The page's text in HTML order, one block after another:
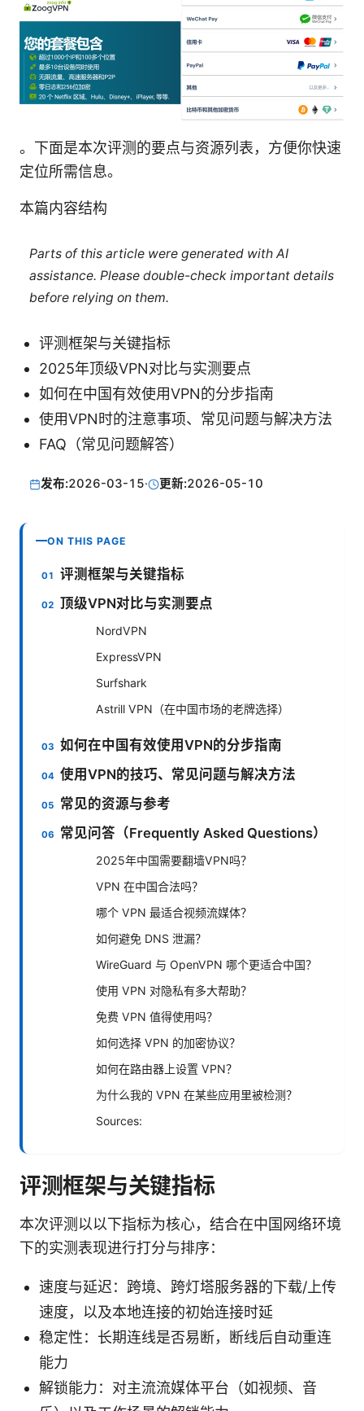
。下面是本次评测的要点与资源列表，方便你快速
定位所需信息。
本篇内容结构
Parts of this article were generated with AI
assistance. Please double-check important details
before relying on them.
评测框架与关键指标
2025年顶级VPN对比与实测要点
如何在中国有效使用VPN的分步指南
使用VPN时的注意事项、常见问题与解决方法
FAQ（常见问题解答）
发布:2026-03-15· 更新:2026-05-10
ON THIS PAGE
评测框架与关键指标
顶级VPN对比与实测要点
NordVPN
ExpressVPN
Surfshark
Astrill VPN（在中国市场的老牌选择）
如何在中国有效使用VPN的分步指南
使用VPN的技巧、常见问题与解决方法
常见的资源与参考
常见问答（Frequently Asked Questions）
2025年中国需要翻墙VPN吗？
VPN 在中国合法吗？
哪个 VPN 最适合视频流媒体？
如何避免 DNS 泄漏？
WireGuard 与 OpenVPN 哪个更适合中国？
使用 VPN 对隐私有多大帮助？
免费 VPN 值得使用吗？
如何选择 VPN 的加密协议？
如何在路由器上设置 VPN？
为什么我的 VPN 在某些应用里被检测？
Sources:
评测框架与关键指标
本次评测以以下指标为核心，结合在中国网络环境
下的实测表现进行打分与排序：
速度与延迟：跨境、跨灯塔服务器的下载/上传
速度，以及本地连接的初始连接时延
稳定性：长期连线是否易断，断线后自动重连
能力
解锁能力：对主流流媒体平台（如视频、音